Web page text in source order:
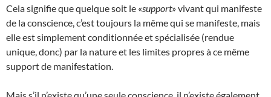
Cela signifie que quelque soit le «support» vivant qui manifeste
de la conscience, c’est toujours la même qui se manifeste, mais
elle est simplement conditionnée et spécialisée (rendue
unique, donc) par la nature et les limites propres à ce même
support de manifestation.
Mais s’il n’existe qu’une seule conscience, il n’existe également